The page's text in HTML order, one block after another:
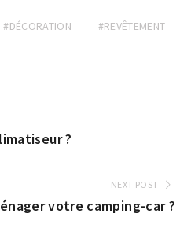
#DÉCORATION
#REVÊTEMENT
?
NEXT POST
votre camping-car ?